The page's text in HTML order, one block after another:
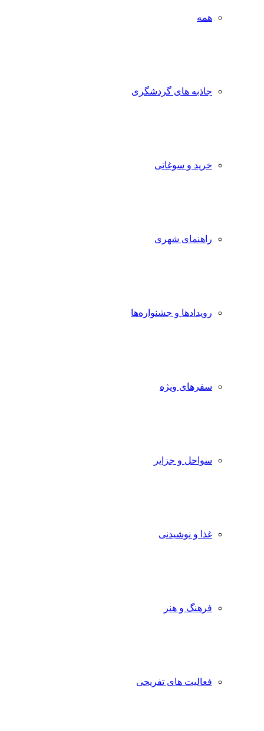
همه
جاذبه‌ های گردشگری
خرید و سوغاتی
راهنمای شهری
رویدادها و جشنواره‌ها
سفرهای ویژه
سواحل و جزایر
غذا و نوشیدنی
فرهنگ و هنر
فعالیت های تفریحی